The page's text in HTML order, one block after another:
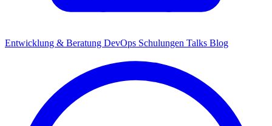
Entwicklung & Beratung DevOps Schulungen Talks Blog